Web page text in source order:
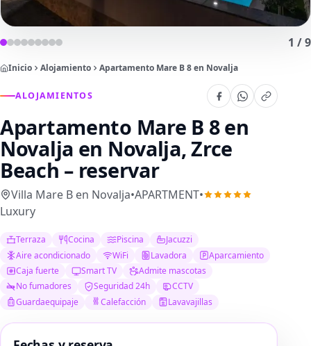
1 /9
Inicio Alojamiento Apartamento Mare B 8 en Novalja
ALOJAMIENTOS
Apartamento Mare B 8 en
Novalja en Novalja, Zrce
Beach – reservar
Villa Mare B en Novalja•APARTMENT•
Luxury
Terraza Cocina Piscina
Jacuzzi
Aire acondicionado
WiFi Lavadora
Aparcamiento
Caja fuerte
Smart TV
Admite mascotas
No fumadores
Seguridad 24h
CCTV
Guardaequipaje
Calefacción Lavavajillas